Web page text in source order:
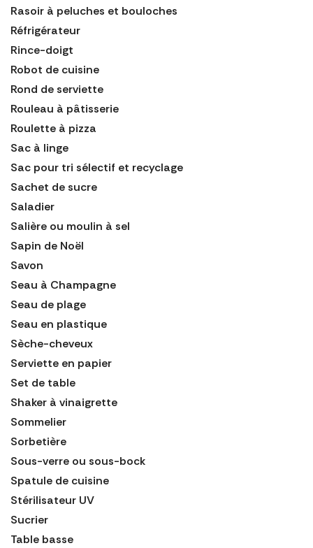
Rasoir à peluches et bouloches
Réfrigérateur
Rince-doigt
Robot de cuisine
Rond de serviette
Rouleau à pâtisserie
Roulette à pizza
Sac à linge
Sac pour tri sélectif et recyclage
Sachet de sucre
Saladier
Salière ou moulin à sel
Sapin de Noël
Savon
Seau à Champagne
Seau de plage
Seau en plastique
Sèche-cheveux
Serviette en papier
Set de table
Shaker à vinaigrette
Sommelier
Sorbetière
Sous-verre ou sous-bock
Spatule de cuisine
Stérilisateur UV
Sucrier
Table basse